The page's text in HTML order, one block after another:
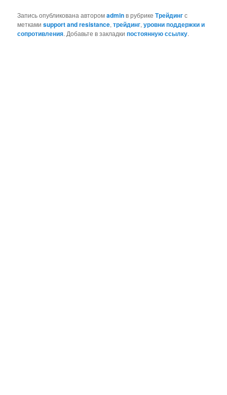
Запись опубликована авторомadminв рубрикеТрейдингс
меткамиsupport and resistance,трейдинг,уровни поддержки и
сопротивления. Добавьте в закладкипостоянную ссылку.